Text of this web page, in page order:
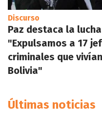
Discurso
Paz destaca la
"Expulsamos a 17
criminales que
Bolivia"
Últimas noticias